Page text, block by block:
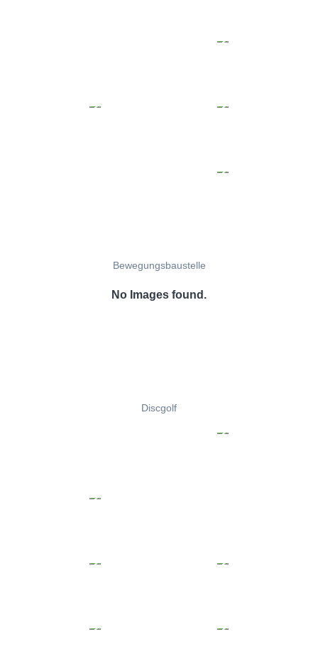
Bewegungsbaustelle
No Images found.
Discgolf